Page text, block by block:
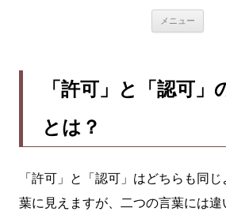
メニュー
ス
「許可」と「認可」
とは？
「許可」と「認可」はどちらも同
葉に見えますが、二つの言葉には違